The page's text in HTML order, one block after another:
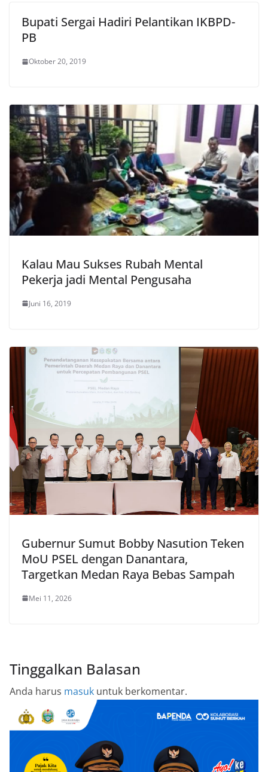
Bupati Sergai Hadiri Pelantikan IKBPD-
PB
Oktober 20, 2019
Kalau Mau Sukses Rubah Mental
Pekerja jadi Mental Pengusaha
Juni 16, 2019
Gubernur Sumut Bobby Nasution Teken
MoU PSEL dengan Danantara,
Targetkan Medan Raya Bebas Sampah
Mei 11, 2026
Tinggalkan Balasan
Anda harus masuk untuk berkomentar.